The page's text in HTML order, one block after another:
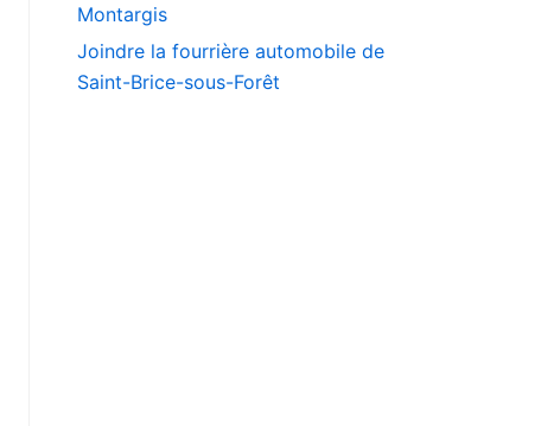
Montargis
Joindre la fourrière automobile de
Saint-Brice-sous-Forêt